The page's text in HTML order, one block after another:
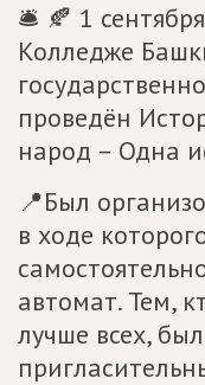
🛎 🍂 1
Колледже
проведён
народ – Одна
📍Был
в ходе
автомат. Тем,
лучше всех,